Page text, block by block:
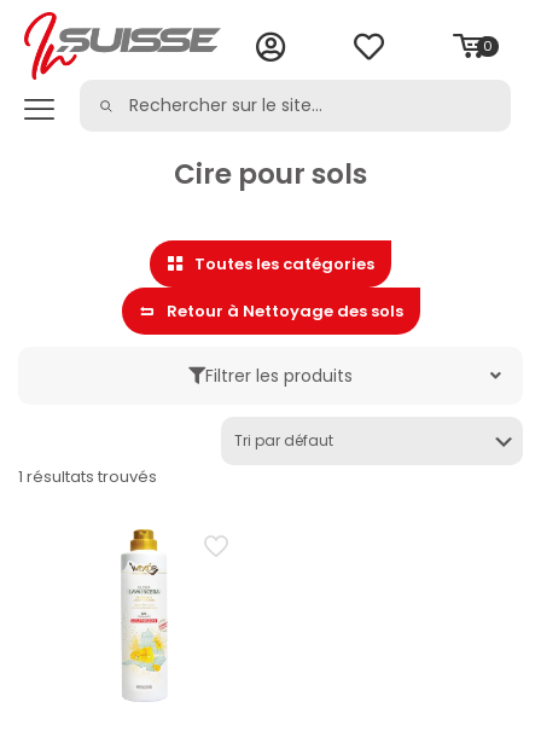
0
Cire pour sols
Toutes les catégories
Retour à Nettoyage des sols
Filtrer les produits
Entretien & nettoyage de la maison
Nettoyage des sols
Nettoyants parquet
1 résultats trouvés